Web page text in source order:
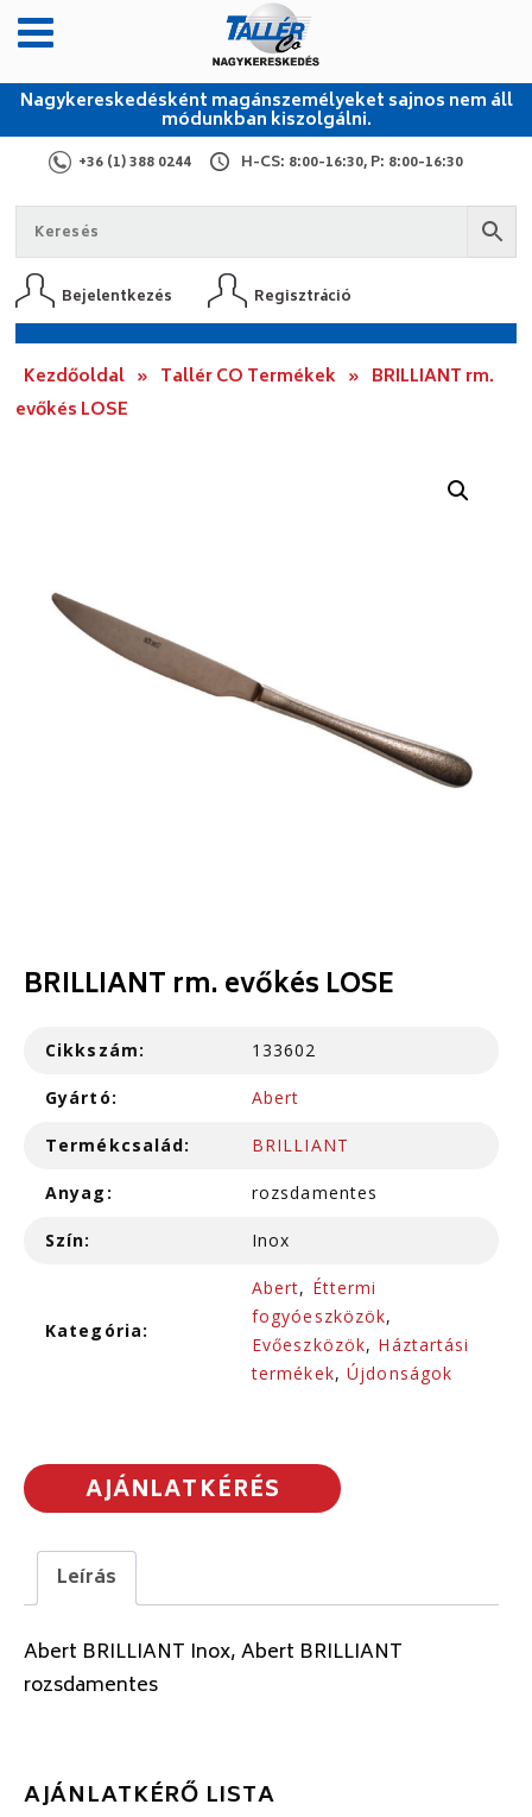
Nagykereskedésként magánszemélyeket sajnos nem áll
módunkban kiszolgálni.
+36 (1) 388 0244 H-CS: 8:00-16:30, P: 8:00-16:30
Bejelentkezés Regisztráció
Kezdőoldal » Tallér CO Termékek » BRILLIANT rm.
evőkés LOSE
BRILLIANT rm. evőkés LOSE
Cikkszám: 133602
Gyártó: Abert
Termékcsalád: BRILLIANT
Anyag: rozsdamentes
Szín: Inox
Kategória:
Abert, Éttermi
fogyóeszközök,
Evőeszközök, Háztartási
termékek,Újdonságok
AJÁNLATKÉRÉS
Leírás
Abert BRILLIANT Inox, Abert BRILLIANT
rozsdamentes
AJÁNLATKÉRŐ LISTA